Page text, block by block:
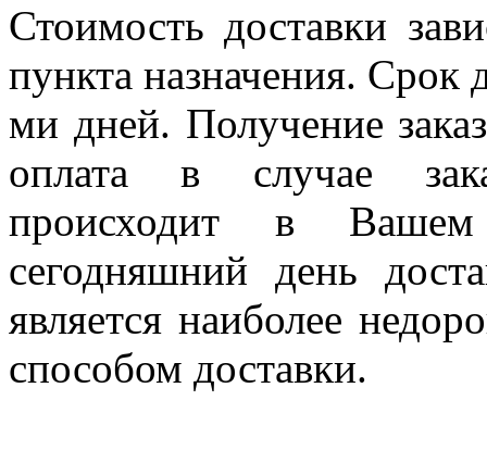
Стоимость доставки
пункта назначения. Срок
ми дней. Получение
оплата в случае
происходит в
сегодняшний день
является наиболее
способом доставки.